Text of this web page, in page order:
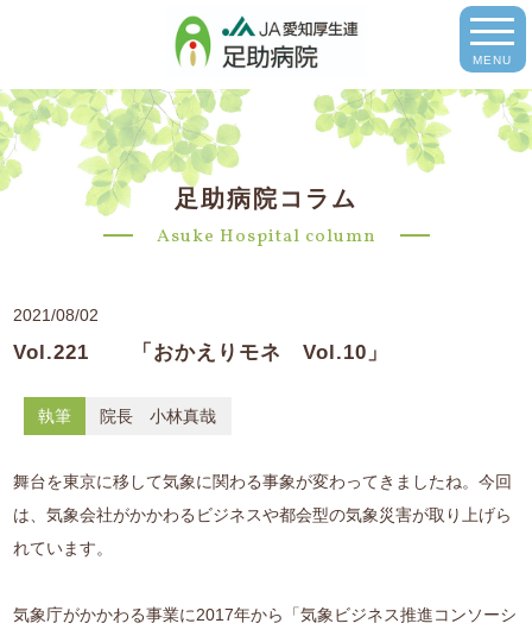
MENU
足助病院コラム
Asuke Hospital column
2021/08/02
Vol.221 「おかえりモネ Vol.10」
執筆 院長 小林真哉
舞台を東京に移して気象に関わる事象が変わってきましたね。今回
は、気象会社がかかわるビジネスや都会型の気象災害が取り上げら
れています。
気象庁がかかわる事業に2017年から「気象ビジネス推進コンソーシ